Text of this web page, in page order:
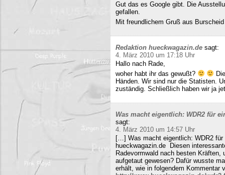
Gut das es Google gibt. Die
gefallen.
Mit freundlichem Gruß aus Burscheid
Redaktion hueckwagazin.de sagt:
4. März 2010 um 17:18 Uhr
Hallo nach Rade,
woher habt ihr das gewußt?
Händen. Wir sind nur die Statisten.
zuständig. Schließlich haben wir ja
Was macht eigentlich: WDR2 für
sagt:
4. März 2010 um 14:57 Uhr
[…] Was macht eigentlich: WDR2
hueckwagazin.de Diesen
Radevormwald nach besten
aufgetaut gewesen? Dafür wusste
erhält, wie in folgendem Kommentar